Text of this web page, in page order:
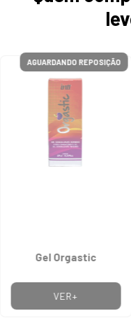
AGUARDANDO REPOSIÇÃO
Gel Orgastic
VER+